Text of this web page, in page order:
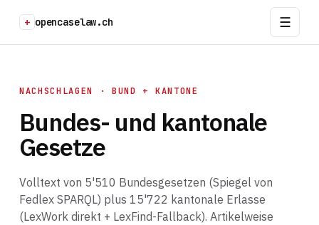
+ opencaselaw.ch
NACHSCHLAGEN · BUND + KANTONE
Bundes- und kantonale
Gesetze
Volltext von 5'510 Bundesgesetzen (Spiegel von
Fedlex SPARQL) plus 15'722 kantonale Erlasse
(LexWork direkt + LexFind-Fallback). Artikelweise